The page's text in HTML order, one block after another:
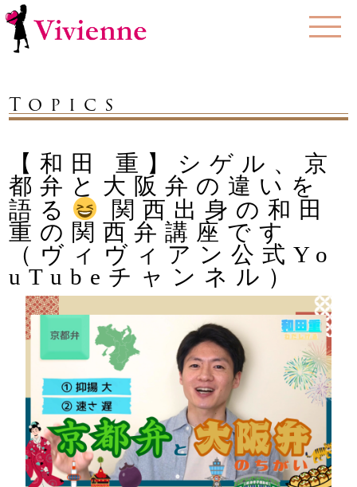
Topics
【和田 重】シゲル、京
都弁と大阪弁の違いを
語る
関西出身の和田
重の関西弁講座です
（ヴィヴィアン公式Yo
uTubeチャンネル）